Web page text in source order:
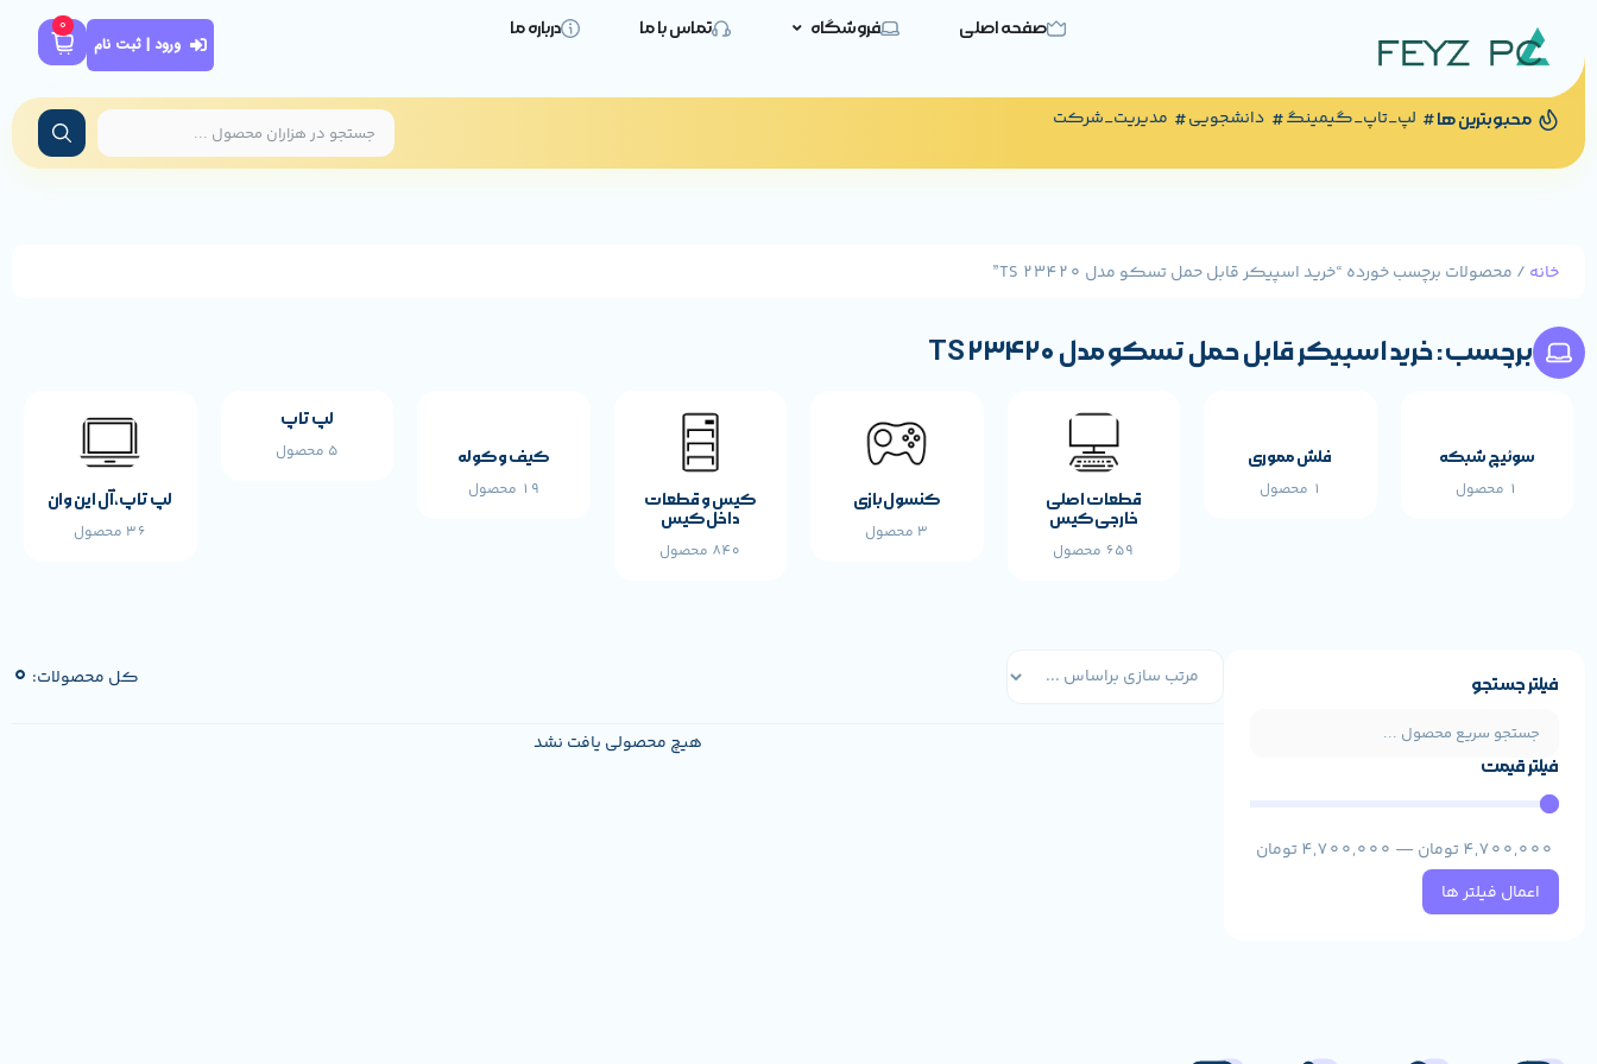
صفحه اصلی فروشگاه تماس با ما درباره ما
ورود | ثبت نام
0
محبوبترین ها لپ_تاپ_گیمینگ دانشجویی مدیریت_شرکت
خانه / محصولات برچسب خورده “خرید اسپیکر قابل حمل تسکو مدل TS 23420”
برچسب: خرید اسپیکر قابل حمل تسکو مدل TS 23420
سوئیچ شبکه
1 محصول
فلش مموری
1 محصول
قطعات اصلی
خارجی کیس
659 محصول
کنسول بازی
3 محصول
کیس و قطعات
داخل کیس
840 محصول
کیف و کوله
19 محصول
لپ تاپ
5 محصول
لپ تاپ،آل این وان
36 محصول
فیلتر جستجو
فیلتر قیمت
4,700,000تومان —
4,700,000تومان
اعمال فیلتر ها
کل محصولات: 0
هیچ محصولی یافت نشد